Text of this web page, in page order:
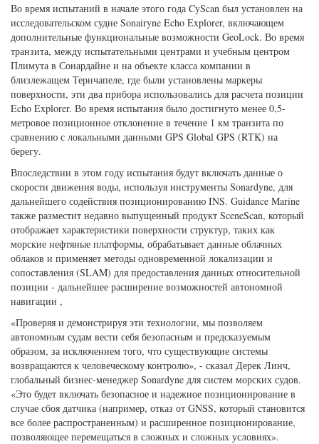
Во время испытаний в начале этого года CyScan был установлен на
исследовательском судне Sonairyne Echo Explorer, включающем
дополнительные функциональные возможности GeoLock. Во время
транзита, между испытательными центрами и учебным центром
Плимута в Сонардайне и на объекте класса компании в
близлежащем Тернчапеле, где были установлены маркеры
поверхности, эти два прибора использовались для расчета позиции
Echo Explorer. Во время испытания было достигнуто менее 0,5-
метровое позиционное отклонение в течение 1 км транзита по
сравнению с локальными данными GPS Global GPS (RTK) на
берегу.
Впоследствии в этом году испытания будут включать данные о
скорости движения воды, используя инструменты Sonardyne, для
дальнейшего содействия позиционированию INS. Guidance Marine
также разместит недавно выпущенный продукт SceneScan, который
отображает характеристики поверхности структур, таких как
морские нефтяные платформы, обрабатывает данные облачных
облаков и применяет методы одновременной локализации и
сопоставления (SLAM) для предоставления данных относительной
позиции - дальнейшее расширение возможностей автономной
навигации ,
«Проверяя и демонстрируя эти технологии, мы позволяем
автономным судам вести себя безопасным и предсказуемым
образом, за исключением того, что существующие системы
возвращаются к человеческому контролю», - сказал Дерек Линч,
глобальный бизнес-менеджер Sonardyne для систем морских судов.
«Это будет включать безопасное и надежное позиционирование в
случае сбоя датчика (например, отказ от GNSS, который становится
все более распространенным) и расширенное позиционирование,
позволяющее перемещаться в сложных и сложных условиях».